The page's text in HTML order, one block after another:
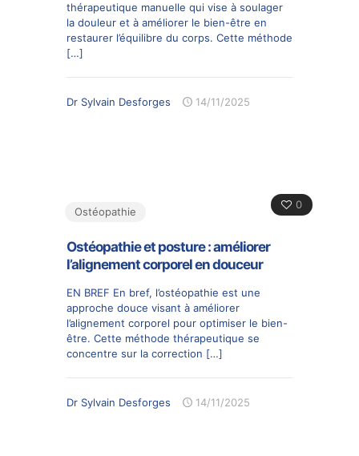
thérapeutique manuelle qui vise à soulager
la douleur et à améliorer le bien-être en
restaurer l’équilibre du corps. Cette méthode
[…]
Dr Sylvain Desforges 14/11/2025
0
Ostéopathie
Ostéopathie et posture : améliorer
l’alignement corporel en douceur
EN BREF En bref, l’ostéopathie est une
approche douce visant à améliorer
l’alignement corporel pour optimiser le bien-
être. Cette méthode thérapeutique se
concentre sur la correction […]
Dr Sylvain Desforges 14/11/2025